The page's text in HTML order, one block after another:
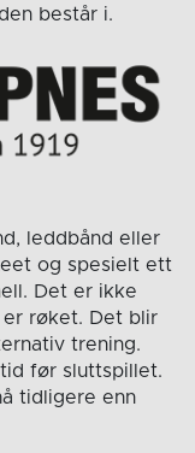
består i.
leddbånd eller
og spesielt ett
Det er ikke
er røket. Det blir
trening.
før sluttspillet.
tidligere enn